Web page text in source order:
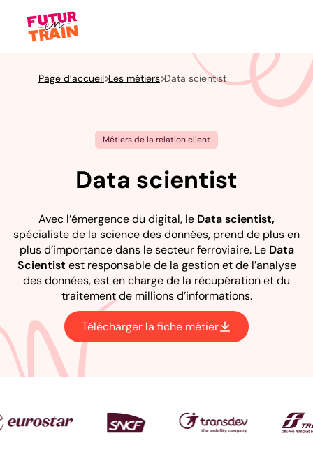
Page d’accueil Les métiers Data scientist
Métiers de la relation client
Data scientist
Avec l’émergence du digital, le Data scientist,
spécialiste de la science des données, prend de plus en
plus d’importance dans le secteur ferroviaire. Le Data
Scientist est responsable de la gestion et de l’analyse
des données, est en charge de la récupération et du
traitement de millions d’informations.
Télécharger la fiche métier
Liste logo